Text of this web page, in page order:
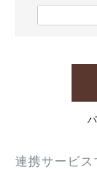
連携サービ